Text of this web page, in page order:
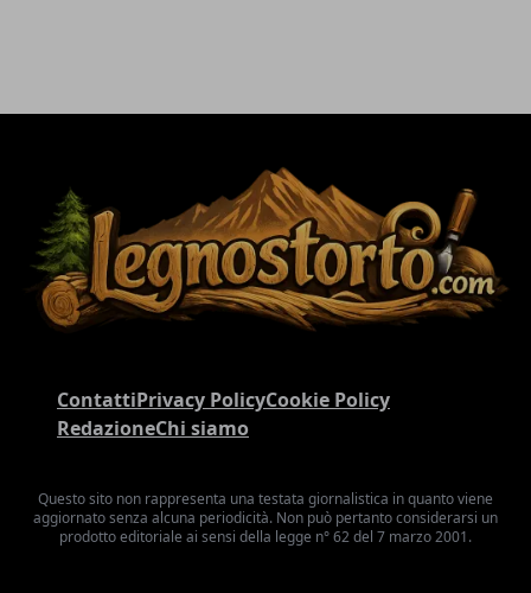
ContattiPrivacy PolicyCookie Policy
RedazioneChi siamo
Questo sito non rappresenta una testata giornalistica in quanto viene
aggiornato senza alcuna periodicità. Non può pertanto considerarsi un
prodotto editoriale ai sensi della legge n° 62 del 7 marzo 2001.